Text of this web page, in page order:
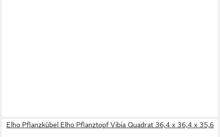
Elho Pflanzkübel Elho Pflanztopf Vibia Quadrat 36,4 x 36,4 x 35,6